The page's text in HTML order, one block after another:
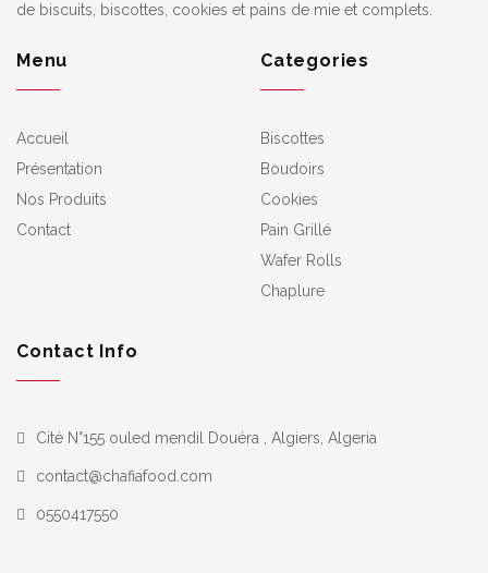
de biscuits, biscottes, cookies et pains de mie et complets.
Menu
Accueil
Présentation
Nos Produits
Contact
Categories
Biscottes
Boudoirs
Cookies
Pain Grillé
Wafer Rolls
Chaplure
Contact Info
Cité N°155 ouled mendil Douéra , Algiers, Algeria
contact@chafiafood.com
0550417550